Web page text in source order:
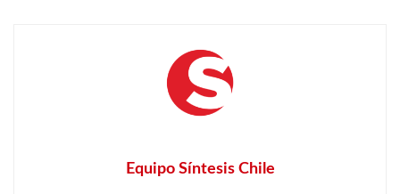
Equipo Síntesis Chile